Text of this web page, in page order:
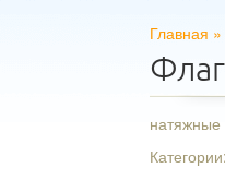
Главная »
натяжные